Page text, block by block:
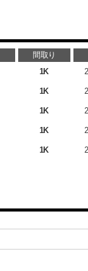
間取り
1K
1K
1K
1K
1K